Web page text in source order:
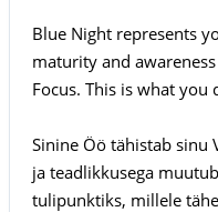
Blue Night represents
maturity and
Focus. This is what
Sinine Öö tähistab sinu
ja teadlikkusega
tulipunktiks, millele